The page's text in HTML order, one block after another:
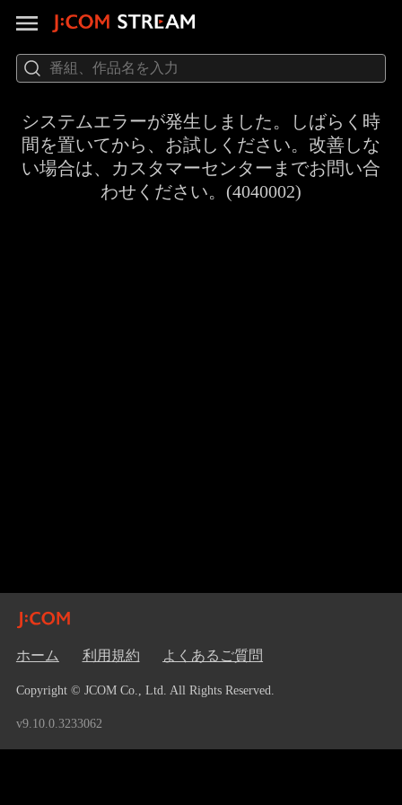
システムエラーが発生しました。しばらく時
間を置いてから、お試しください。改善しな
い場合は、カスタマーセンターまでお問い合
わせください。(4040002)
ホーム 利用規約 よくあるご質問
Copyright © JCOM Co., Ltd. All Rights Reserved.
v9.10.0.3233062